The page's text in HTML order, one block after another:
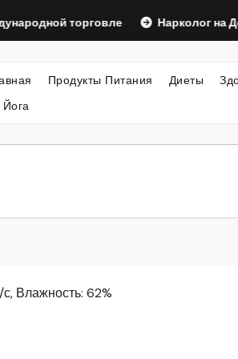
торговле Нарколог на Дом в
Продукты Питания Диеты
Влажность: 62%